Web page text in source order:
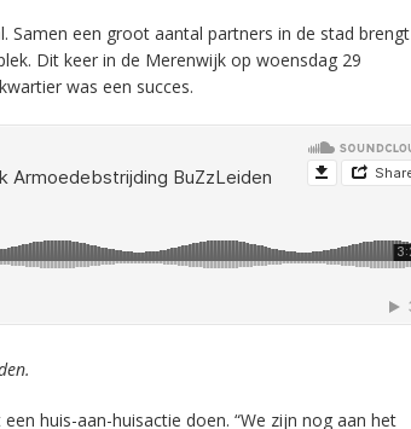
Samen een groot aantal partners in de stad brengt
Dit keer in de Merenwijk op woensdag 29
was een succes.
huis-aan-huisactie doen. “We zijn nog aan het